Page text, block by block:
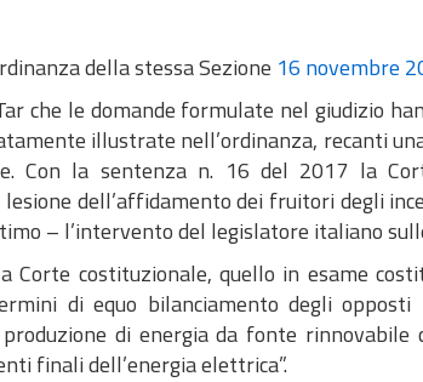
della stessa Sezione 16 novembre
che le domande formulate nel giudizio
illustrate nell’ordinanza, recanti
Con la sentenza n. 16 del 2017 la
dell’affidamento dei fruitori degli
– l’intervento del legislatore italiano
Corte costituzionale, quello in esame
di equo bilanciamento degli
di energia da fonte
finali dell’energia elettrica”.